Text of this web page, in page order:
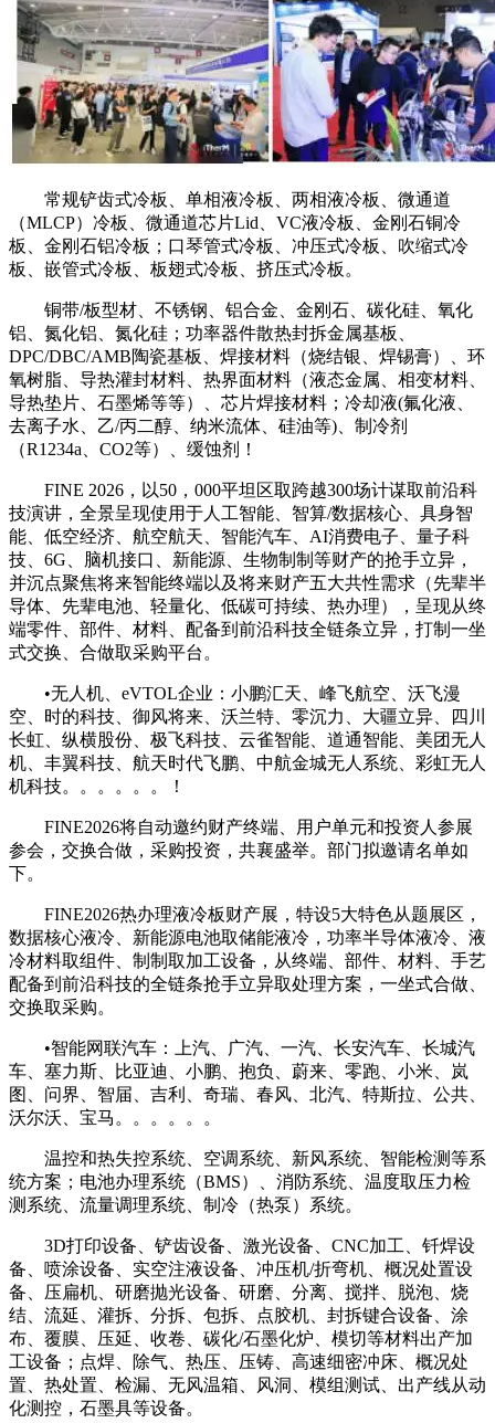
常规铲齿式冷板、单相液冷板、两相液冷板、微通道
（MLCP）冷板、微通道芯片Lid、VC液冷板、金刚石铜冷
板、金刚石铝冷板；口琴管式冷板、冲压式冷板、吹缩式冷
板、嵌管式冷板、板翅式冷板、挤压式冷板。
铜带/板型材、不锈钢、铝合金、金刚石、碳化硅、氧化
铝、氮化铝、氮化硅；功率器件散热封拆金属基板、
DPC/DBC/AMB陶瓷基板、焊接材料（烧结银、焊锡膏）、环
氧树脂、导热灌封材料、热界面材料（液态金属、相变材料、
导热垫片、石墨烯等等）、芯片焊接材料；冷却液(氟化液、
去离子水、乙/丙二醇、纳米流体、硅油等)、制冷剂
（R1234a、CO2等）、缓蚀剂！
FINE 2026，以50，000平坦区取跨越300场计谋取前沿科
技演讲，全景呈现使用于人工智能、智算/数据核心、具身智
能、低空经济、航空航天、智能汽车、AI消费电子、量子科
技、6G、脑机接口、新能源、生物制制等财产的抢手立异，
并沉点聚焦将来智能终端以及将来财产五大共性需求（先辈半
导体、先辈电池、轻量化、低碳可持续、热办理），呈现从终
端零件、部件、材料、配备到前沿科技全链条立异，打制一坐
式交换、合做取采购平台。
•无人机、eVTOL企业：小鹏汇天、峰飞航空、沃飞漫
空、时的科技、御风将来、沃兰特、零沉力、大疆立异、四川
长虹、纵横股份、极飞科技、云雀智能、道通智能、美团无人
机、丰翼科技、航天时代飞鹏、中航金城无人系统、彩虹无人
机科技。。。。。。！
FINE2026将自动邀约财产终端、用户单元和投资人参展
参会，交换合做，采购投资，共襄盛举。部门拟邀请名单如
下。
FINE2026热办理液冷板财产展，特设5大特色从题展区，
数据核心液冷、新能源电池取储能液冷，功率半导体液冷、液
冷材料取组件、制制取加工设备，从终端、部件、材料、手艺
配备到前沿科技的全链条抢手立异取处理方案，一坐式合做、
交换取采购。
•智能网联汽车：上汽、广汽、一汽、长安汽车、长城汽
车、塞力斯、比亚迪、小鹏、抱负、蔚来、零跑、小米、岚
图、问界、智届、吉利、奇瑞、春风、北汽、特斯拉、公共、
沃尔沃、宝马。。。。。。
温控和热失控系统、空调系统、新风系统、智能检测等系
统方案；电池办理系统（BMS）、消防系统、温度取压力检
测系统、流量调理系统、制冷（热泵）系统。
3D打印设备、铲齿设备、激光设备、CNC加工、钎焊设
备、喷涂设备、实空注液设备、冲压机/折弯机、概况处置设
备、压扁机、研磨抛光设备、研磨、分离、搅拌、脱泡、烧
结、流延、灌拆、分拆、包拆、点胶机、封拆键合设备、涂
布、覆膜、压延、收卷、碳化/石墨化炉、模切等材料出产加
工设备；点焊、除气、热压、压铸、高速细密冲床、概况处
置、热处置、检漏、无风温箱、风洞、模组测试、出产线从动
化测控，石墨具等设备。